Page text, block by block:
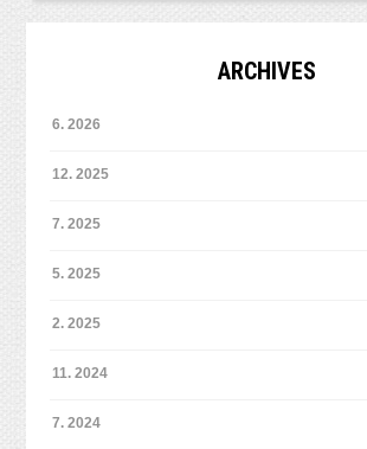
ARCHIVES
6. 2026
12. 2025
7. 2025
5. 2025
2. 2025
11. 2024
7. 2024